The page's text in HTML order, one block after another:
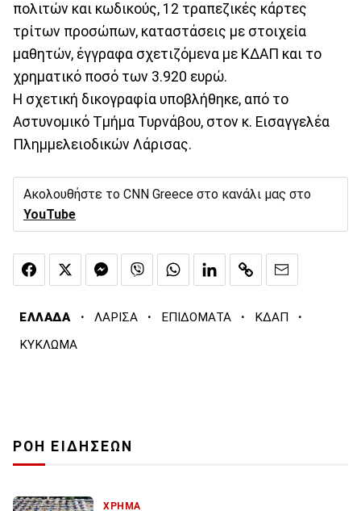
πολιτών και κωδικούς, 12 τραπεζικές κάρτες
τρίτων προσώπων, καταστάσεις με στοιχεία
μαθητών, έγγραφα σχετιζόμενα με ΚΔΑΠ και το
χρηματικό ποσό των 3.920 ευρώ.
Η σχετική δικογραφία υποβλήθηκε, από το
Αστυνομικό Τμήμα Τυρνάβου, στον κ. Εισαγγελέα
Πλημμελειοδικών Λάρισας.
Ακολουθήστε το CNN Greece στο κανάλι μας στο
YouTube
ΕΛΛΑΔΑ · ΛΑΡΙΣΑ · ΕΠΙΔΟΜΑΤΑ · ΚΔΑΠ ·
ΚΥΚΛΩΜΑ
ΡΟΗ ΕΙΔΗΣΕΩΝ
ΧΡΗΜΑ